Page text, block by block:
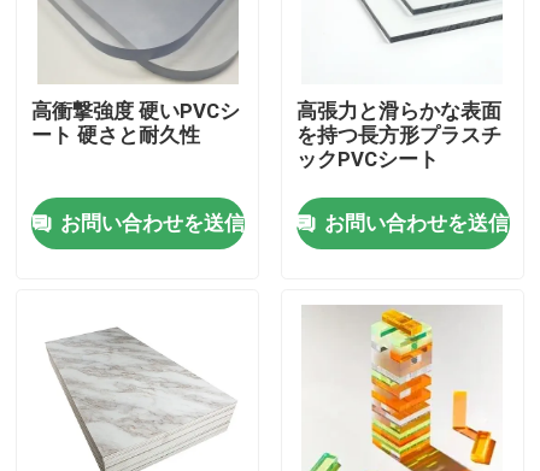
ホーム
接触
高衝撃強度 硬いPVCシ
ート 硬さと耐久性
お問い合わせを送信
高張力と滑らかな表面
を持つ長方形プラスチ
ックPVCシート
お問い合わせを送信